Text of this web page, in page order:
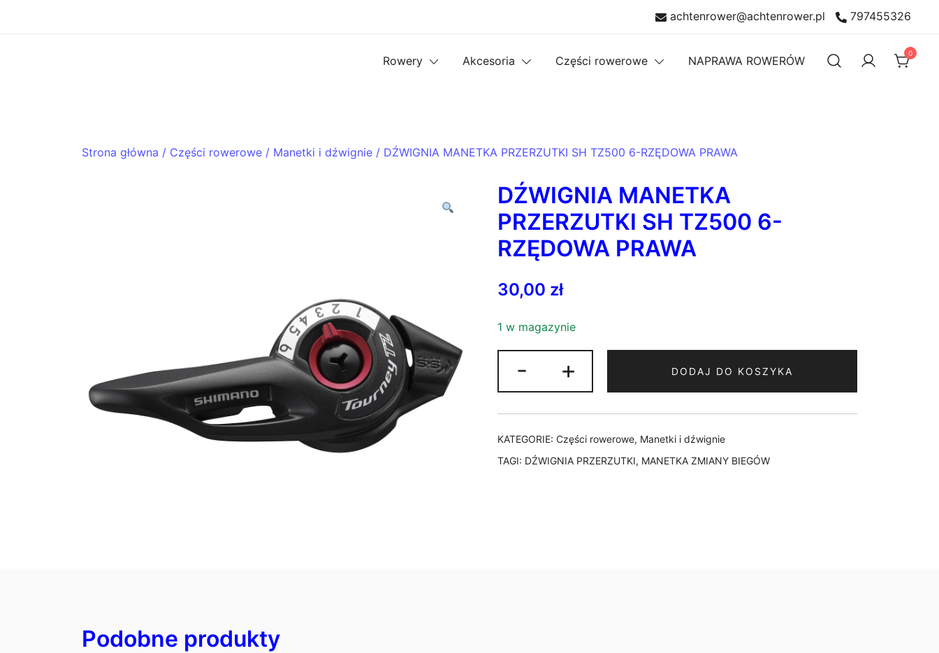
achtenrower@achtenrower.pl 797455326
Rowery Akcesoria Części rowerowe NAPRAWA ROWERÓW
0
Strona główna / Części rowerowe / Manetki i dźwignie / DŹWIGNIA MANETKA PRZERZUTKI SH TZ500 6-RZĘDOWA PRAWA
DŹWIGNIA MANETKA
PRZERZUTKI SH TZ500 6-
RZĘDOWA PRAWA
30,00 zł
1 w magazynie
-
DŹWIGNIA
MANETKA
PRZERZUTKI
SH
6-
+ DODAJ DO KOSZYKA
KATEGORIE: Części rowerowe, Manetki i dźwignie
TAGI: DŹWIGNIA PRZERZUTKI, MANETKA ZMIANY BIEGÓW
Podobne produkty